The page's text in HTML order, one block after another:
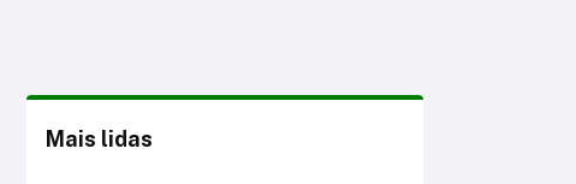
Mais lidas